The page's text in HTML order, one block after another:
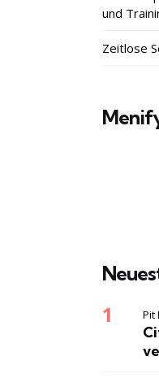
und
Zeitlose
Pit